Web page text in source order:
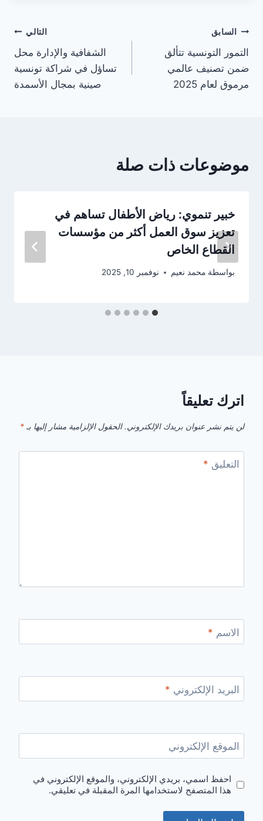
تصفّح
المقالات
السابق
التمور التونسية تتألق
ضمن تصنيف عالمي
مرموق لعام 2025
التالي
الشفافية والإدارة محل
تساؤل في شراكة تونسية
صينية بمجال الأسمدة
موضوعات ذات صلة
خبير تنموي: رياض الأطفال تساهم في
تعزيز سوق العمل أكثر من مؤسسات
القطاع الخاص
بواسطة محمد نعيم نوفمبر 10, 2025
اترك تعليقاً
لن يتم نشر عنوان بريدك الإلكتروني. الحقول الإلزامية مشار إليها بـ *
التعليق *
الاسم *
البريد الإلكتروني *
الموقع الإلكتروني
احفظ اسمي، بريدي الإلكتروني، والموقع الإلكتروني في
هذا المتصفح لاستخدامها المرة المقبلة في تعليقي.